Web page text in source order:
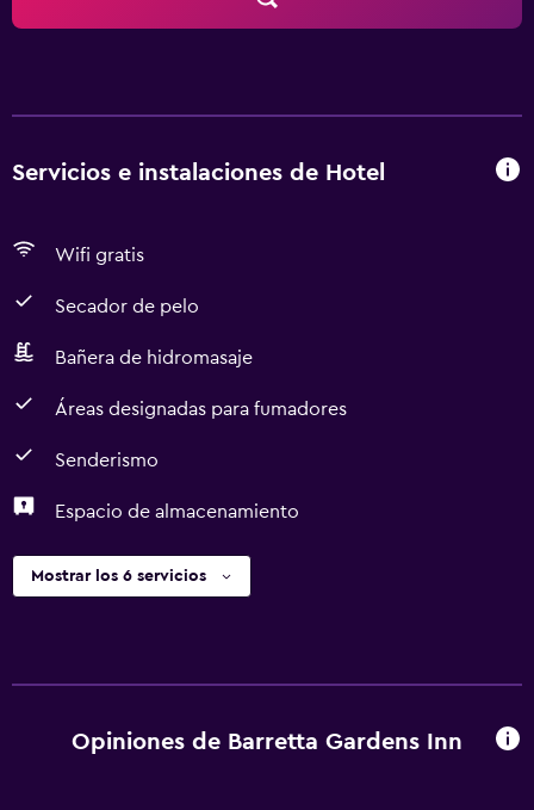
Servicios e instalaciones de Hotel
Wifi gratis
Secador de pelo
Bañera de hidromasaje
Áreas designadas para fumadores
Senderismo
Espacio de almacenamiento
Mostrar los 6 servicios
Opiniones de Barretta Gardens Inn